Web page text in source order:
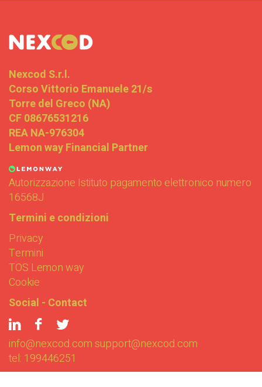
Nexcod S.r.l.
Corso Vittorio Emanuele 21/s
Torre del Greco (NA)
CF 08676531216
REA NA-976304
Lemon way Financial Partner
Autorizzazione Istituto pagamento elettronico numero
16568J
Termini e condizioni
Privacy
Termini
TOS Lemon way
Cookie
Social - Contact
info@nexcod.comsupport@nexcod.com
tel: 199446251